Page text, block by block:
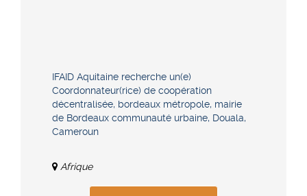
IFAID Aquitaine recherche un(e)
Coordonnateur(rice) de coopération
décentralisée, bordeaux métropole, mairie
de Bordeaux communauté urbaine, Douala,
Cameroun
Afrique